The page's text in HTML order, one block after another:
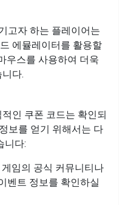
고자 하는 플레이어는
에뮬레이터를 활용할
우스를 사용하여 더욱
다.
적인 쿠폰 코드는 확인되
보를 얻기 위해서는 다
니다:
게임의 공식 커뮤니티나
벤트 정보를 확인하실